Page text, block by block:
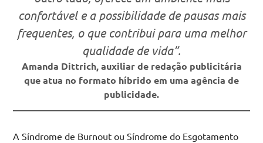
confortável e a possibilidade de pausas mais
frequentes, o que contribui para uma melhor
qualidade de vida”.
Amanda Dittrich,auxiliar de redação publicitária
que atua no formato híbrido em uma agência de
publicidade.
A Síndrome de Burnout ou Síndrome do Esgotamento